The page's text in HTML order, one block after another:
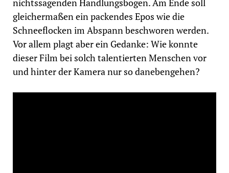
nichtssagenden Handlungsbogen. Am Ende soll
gleichermaßen ein packendes Epos wie die
Schneeflocken im Abspann beschworen werden.
Vor allem plagt aber ein Gedanke: Wie konnte
dieser Film bei solch talentierten Menschen vor
und hinter der Kamera nur so danebengehen?